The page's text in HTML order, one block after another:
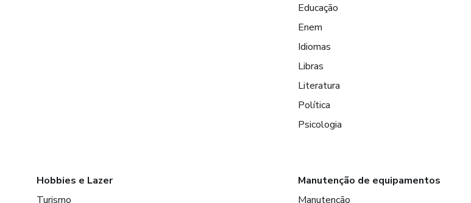
Educação
Enem
Idiomas
Libras
Literatura
Política
Psicologia
Hobbies e Lazer
Turismo
Manutenção de equipamentos
Manutenção